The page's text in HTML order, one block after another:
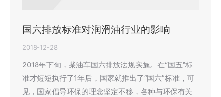
国六排放标准对润滑油行业的影响
2018-12-28
2018年下旬，柴油车国六排放法规实施。在“国五”标
准才短短执行了1年后，国家就推出了“国六”标准，可
见，国家倡导环保的理念坚定不移，各种与环保有关